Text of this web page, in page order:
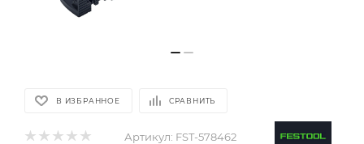
В ИЗБРАННОЕ СРАВНИТЬ
Артикул: FST-578462